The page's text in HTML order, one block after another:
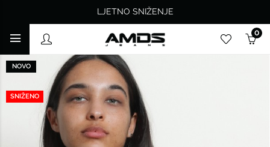
LJETNO SNIŽENJE
0
NOVO
SNIŽENO